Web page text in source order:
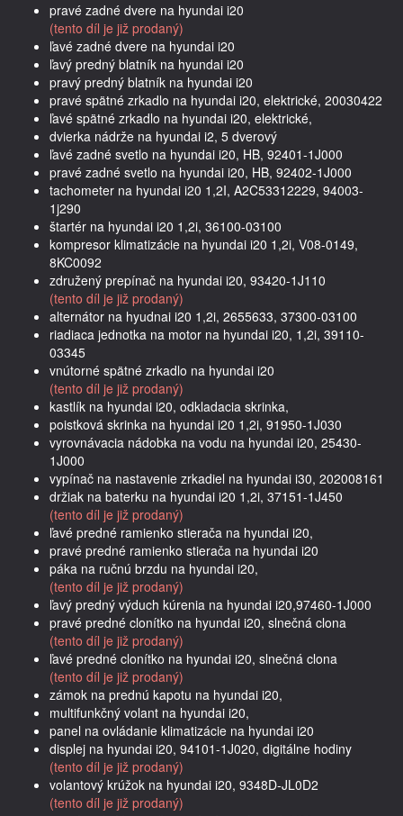
pravé zadné dvere na hyundai i20
(tento díl je již prodaný)
ľavé zadné dvere na hyundai i20
ľavý predný blatník na hyundai i20
pravý predný blatník na hyundai i20
pravé spätné zrkadlo na hyundai i20, elektrické, 20030422
ľavé spätné zrkadlo na hyundai i20, elektrické,
dvierka nádrže na hyundai i2, 5 dverový
ľavé zadné svetlo na hyundai i20, HB, 92401-1J000
pravé zadné svetlo na hyundai i20, HB, 92402-1J000
tachometer na hyundai i20 1,2I, A2C53312229, 94003-
1j290
štartér na hyundai i20 1,2i, 36100-03100
kompresor klimatizácie na hyundai i20 1,2i, V08-0149,
8KC0092
združený prepínač na hyundai i20, 93420-1J110
(tento díl je již prodaný)
alternátor na hyudnai i20 1,2i, 2655633, 37300-03100
riadiaca jednotka na motor na hyundai i20, 1,2i, 39110-
03345
vnútorné spätné zrkadlo na hyundai i20
(tento díl je již prodaný)
kastlík na hyundai i20, odkladacia skrinka,
poistková skrinka na hyundai i20 1,2i, 91950-1J030
vyrovnávacia nádobka na vodu na hyundai i20, 25430-
1J000
vypínač na nastavenie zrkadiel na hyundai i30, 202008161
držiak na baterku na hyundai i20 1,2i, 37151-1J450
(tento díl je již prodaný)
ľavé predné ramienko stierača na hyundai i20,
pravé predné ramienko stierača na hyundai i20
páka na ručnú brzdu na hyundai i20,
(tento díl je již prodaný)
ľavý predný výduch kúrenia na hyundai i20,97460-1J000
pravé predné clonítko na hyundai i20, slnečná clona
(tento díl je již prodaný)
ľavé predné clonítko na hyundai i20, slnečná clona
(tento díl je již prodaný)
zámok na prednú kapotu na hyundai i20,
multifunkčný volant na hyundai i20,
panel na ovládanie klimatizácie na hyundai i20
displej na hyundai i20, 94101-1J020, digitálne hodiny
(tento díl je již prodaný)
volantový krúžok na hyundai i20, 9348D-JL0D2
(tento díl je již prodaný)